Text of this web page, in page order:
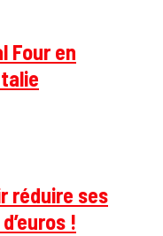
Four en
réduire ses
!